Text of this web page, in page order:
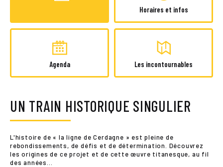
Horaires et infos
Agenda Les incontournables
UN TRAIN HISTORIQUE SINGULIER
L'histoire de « la ligne de Cerdagne » est pleine de
rebondissements, de défis et de détermination. Découvrez
les origines de ce projet et de cette œuvre titanesque, au fil
des années...